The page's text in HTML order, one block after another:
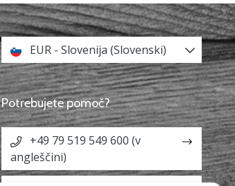
EUR - Slovenija (Slovenski)
Potrebujete pomoč?
+49 79 519 549 600 (v
angleščini)